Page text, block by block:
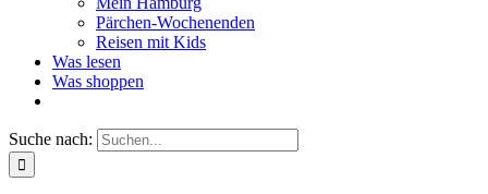
Pärchen-Wochenenden
Reisen mit Kids
Was lesen
Was shoppen
Suche nach: